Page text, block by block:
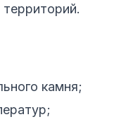
камня;